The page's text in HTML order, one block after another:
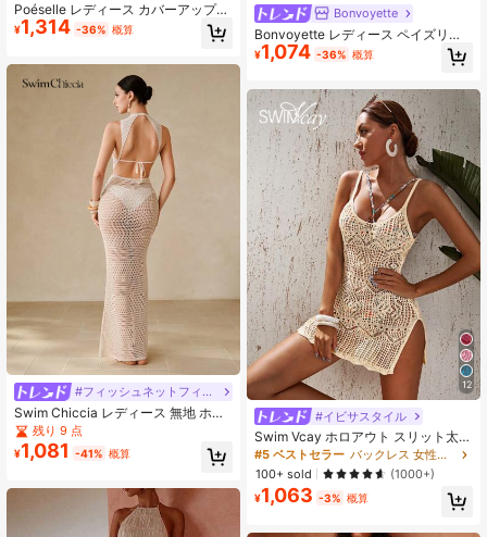
Poéselle レディース カバーアップ
夏 ビーチ バケーション ホリデー ホ
ワイト 花柄 エレガント セクシー
¥1,314 -36% 概算
#フィッシュネットフィット
Swim Chiccia レディース 無地 ホワ
イトニングニット カバーアップワン
ピース ビーチ/リゾートウェア
残り 9 点
¥1,081 -41% 概算
Bonvoyette
Bonvoyette レディース ペイズリー
レース テクスチャー ファブリック
カジュアル ルーズ バックレス ドレ
ト、夏秋冬に適しています
¥1,074 -36% 概算
12
#イビサスタイル
Swim Vcay ホロアウト スリット太も
も クロシェ編み キャミ カバーアッ
プドレス
#5 ベストセラー
バックレス 女性用のカバーアップ
100+ sold
(1000+)
¥1,063 -3% 概算